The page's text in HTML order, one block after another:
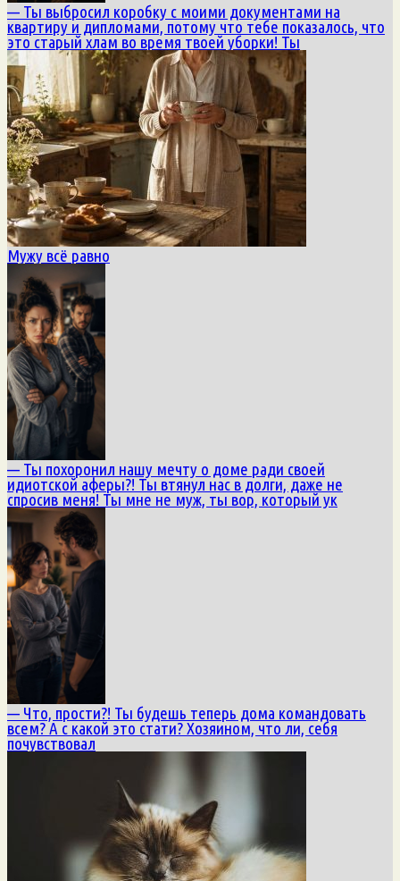
— Ты выбросил коробку с моими документами на
квартиру и дипломами, потому что тебе показалось, что
это старый хлам во время твоей уборки! Ты
Мужу всё равно
— Ты похоронил нашу мечту о доме ради своей
идиотской аферы?! Ты втянул нас в долги, даже не
спросив меня! Ты мне не муж, ты вор, который ук
— Что, прости?! Ты будешь теперь дома командовать
всем? А с какой это стати? Хозяином, что ли, себя
почувствовал